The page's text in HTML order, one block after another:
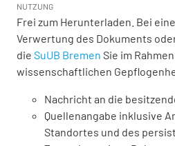
NUTZUNG
Frei zum Herunterladen. Bei
Verwertung des Dokuments
die SuUB Bremen Sie im
wissenschaftlichen
Nachricht an die
Quellenangabe inklusive
Standortes und des